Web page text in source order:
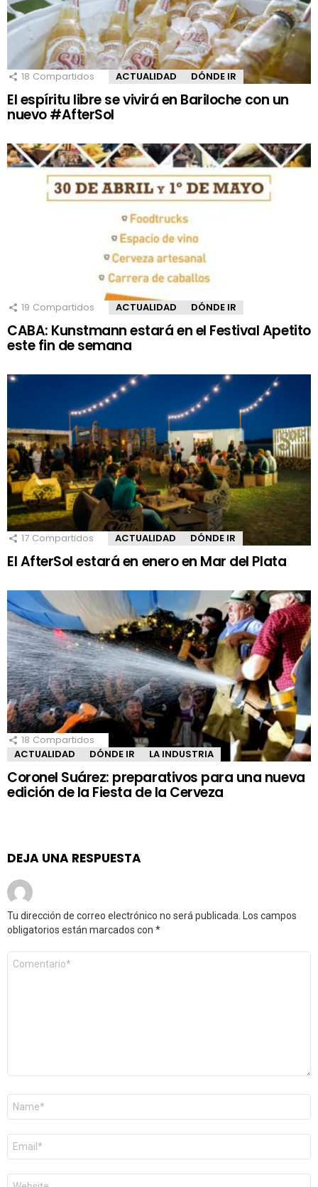
18 Compartidos ACTUALIDAD DÓNDE IR
El espíritu libre se vivirá en Bariloche con un
nuevo #AfterSol
19 Compartidos ACTUALIDAD DÓNDE IR
CABA: Kunstmann estará en el Festival Apetito
este fin de semana
17 Compartidos ACTUALIDAD DÓNDE IR
El AfterSol estará en enero en Mar del Plata
18 Compartidos
ACTUALIDAD
DÓNDE IR LA INDUSTRIA
Coronel Suárez: preparativos para una nueva
edición de la Fiesta de la Cerveza
DEJA UNA RESPUESTA
Tu dirección de correo electrónico no será publicada. Los campos
obligatorios están marcados con *
Comentario
Nombre
Correo
electrónico
*
Web